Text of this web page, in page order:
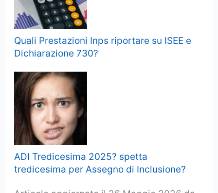
Quali Prestazioni Inps riportare su ISEE e
Dichiarazione 730?
ADI Tredicesima 2025? spetta
tredicesima per Assegno di Inclusione?